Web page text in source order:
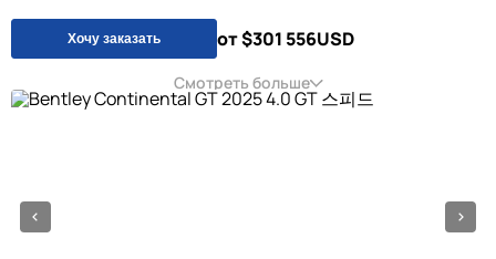
Хочу заказать от $301 556USD
Смотреть больше